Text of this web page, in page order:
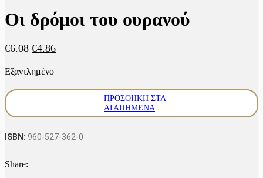
Οι δρόμοι του ουρανού
€6.08 Original
was:
€4.86Η
Εξαντλημένο
ΠΡΟΣΘΉΚΗ ΣΤΑ
ΑΓΑΠΗΜΈΝΑ
ISBN: 960-527-362-0
Share: